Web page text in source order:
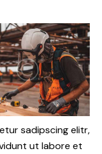
sadipscing elitr,
ut labore et